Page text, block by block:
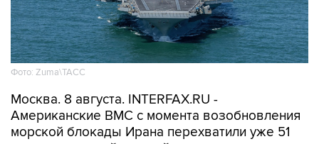
Фото: Zuma\ТАСС
Москва. 8 августа. INTERFAX.RU -
Американские ВМС с момента возобновления
морской блокады Ирана перехватили уже 51